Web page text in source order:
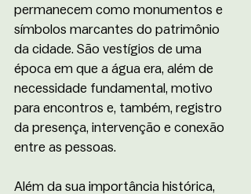
permanecem como monumentos e
símbolos marcantes do patrimônio
da cidade. São vestígios de uma
época em que a água era, além de
necessidade fundamental, motivo
para encontros e, também, registro
da presença, intervenção e conexão
entre as pessoas.
Além da sua importância histórica,